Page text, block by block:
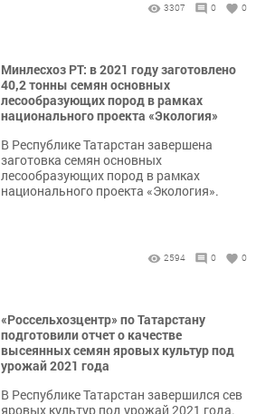
3307 0 0
Минлесхоз РТ: в 2021 году заготовлено
40,2 тонны семян основных
лесообразующих пород в рамках
национального проекта «Экология»
В Республике Татарстан завершена
заготовка семян основных
лесообразующих пород в рамках
национального проекта «Экология».
2594 0 0
«Россельхозцентр» по Татарстану
подготовили отчет о качестве
высеянных семян яровых культур под
урожай 2021 года
В Республике Татарстан завершился сев
яровых культур под урожай 2021 года.